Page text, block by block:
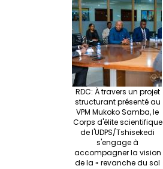
RDC: À travers un projet
structurant présenté au
VPM Mukoko Samba, le
Corps d'élite scientifique
de l'UDPS/Tshisekedi
s'engage à
accompagner la vision
de la « revanche du sol